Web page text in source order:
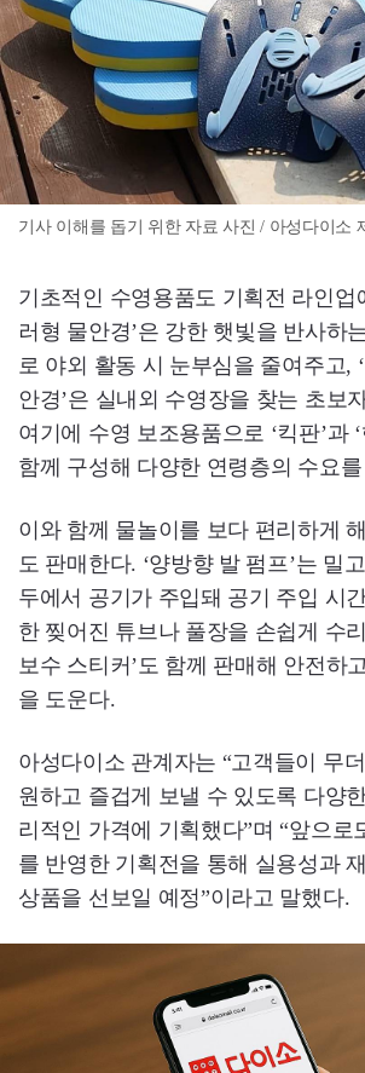
기사 이해를 돕기 위한 자료 사진 / 아성다이소
기초적인 수영용품도 기획전 라인업
러형 물안경’은 강한 햇빛을 반사하
로 야외 활동 시 눈부심을 줄여주고,
안경’은 실내외 수영장을 찾는 초보
여기에 수영 보조용품으로 ‘킥판’과
함께 구성해 다양한 연령층의 수요
이와 함께 물놀이를 보다 편리하게
도 판매한다. ‘양방향 발 펌프’는 밀
두에서 공기가 주입돼 공기 주입 시
한 찢어진 튜브나 풀장을 손쉽게 수
보수 스티커’도 함께 판매해 안전하
을 도운다.
아성다이소 관계자는 “고객들이 무
원하고 즐겁게 보낼 수 있도록 다양
리적인 가격에 기획했다”며 “앞으로
를 반영한 기획전을 통해 실용성과
상품을 선보일 예정”이라고 말했다.